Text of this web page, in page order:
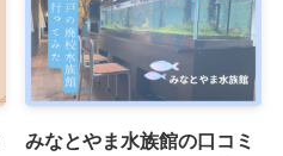
みなとやま水族館の口コミ